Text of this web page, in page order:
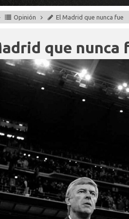
Opinión El Madrid que nunca fue
que nunca